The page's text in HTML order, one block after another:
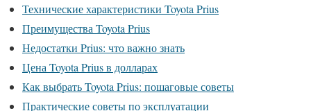
Технические характеристики Toyota Prius
Преимущества Toyota Prius
Недостатки Prius: что важно знать
Цена Toyota Prius в долларах
Как выбрать Toyota Prius: пошаговые советы
Практические советы по эксплуатации